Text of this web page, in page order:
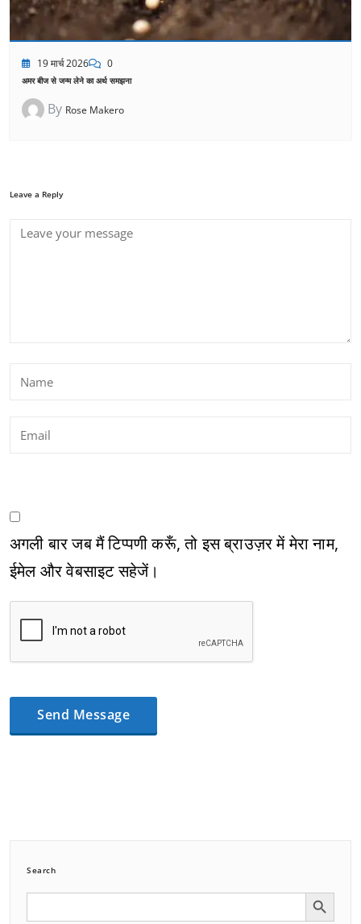
19 मार्च 2026 0
अमर बीज से जन्म लेने का अर्थ समझना
By Rose Makero
Leave a Reply
अगली बार जब मैं टिप्पणी करूँ, तो इस ब्राउज़र में मेरा नाम,
ईमेल और वेबसाइट सहेजें।
Search
Search Search Button